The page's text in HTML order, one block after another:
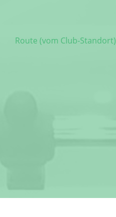
Route (vom Club-Standort)